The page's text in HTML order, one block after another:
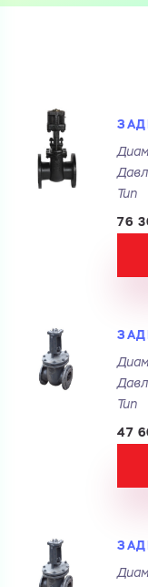
Тип
76
Тип
47